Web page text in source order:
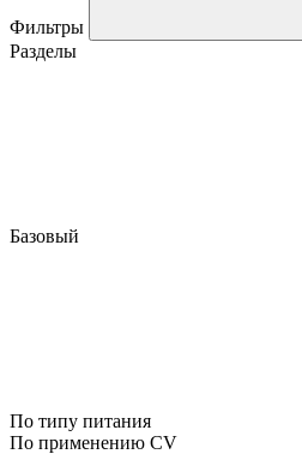
Фильтры
Разделы
Базовый
По типу питания
По применению CV